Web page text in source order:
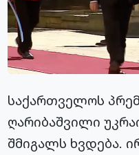
საქართველოს
ღარიბაშვილი
შმიგალს ხვდება.